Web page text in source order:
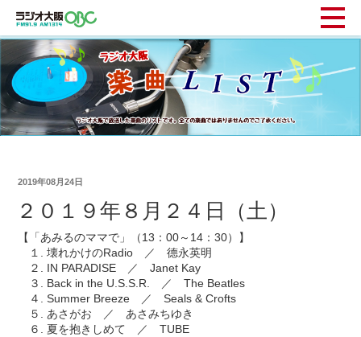
2019年08月24日
２０１９年８月２４日（土）
【「あみるのママで」（13：00～14：30）】
１. 壊れかけのRadio ／ 德永英明
２. IN PARADISE ／ Janet Kay
３. Back in the U.S.S.R. ／ The Beatles
４. Summer Breeze ／ Seals & Crofts
５. あさがお ／ あさみちゆき
６. 夏を抱きしめて ／ TUBE